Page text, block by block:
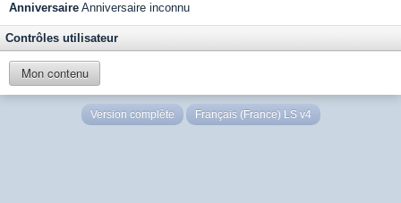
Anniversaire Anniversaire inconnu
Contrôles utilisateur
Mon contenu
Version complète Français (France) LS v4